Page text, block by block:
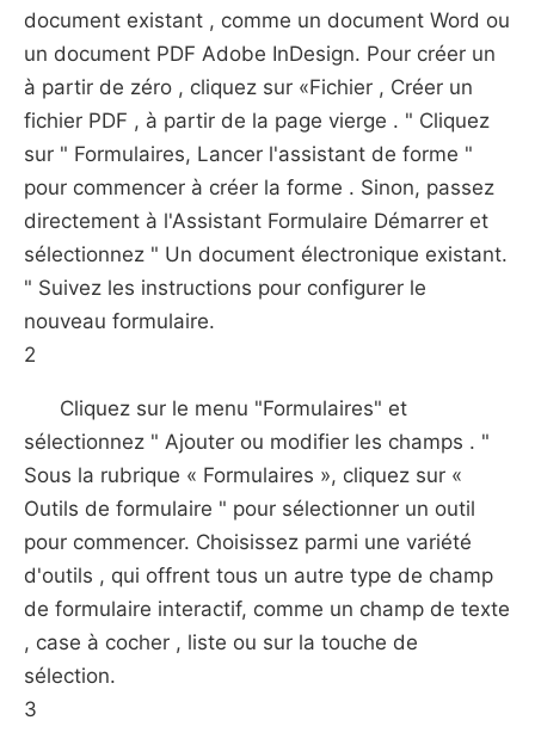
document existant , comme un document Word ou
un document PDF Adobe InDesign. Pour créer un
à partir de zéro , cliquez sur «Fichier , Créer un
fichier PDF , à partir de la page vierge . " Cliquez
sur " Formulaires, Lancer l'assistant de forme "
pour commencer à créer la forme . Sinon, passez
directement à l'Assistant Formulaire Démarrer et
sélectionnez " Un document électronique existant.
" Suivez les instructions pour configurer le
nouveau formulaire.
2
Cliquez sur le menu "Formulaires" et
sélectionnez " Ajouter ou modifier les champs . "
Sous la rubrique « Formulaires », cliquez sur «
Outils de formulaire " pour sélectionner un outil
pour commencer. Choisissez parmi une variété
d'outils , qui offrent tous un autre type de champ
de formulaire interactif, comme un champ de texte
, case à cocher , liste ou sur la touche de
sélection.
3